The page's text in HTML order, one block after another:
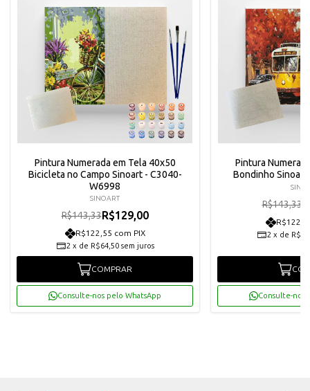
Pintura Numerada em Tela 40x50
Bicicleta no Campo Sinoart - C3040-
W6998
SINOART
R$143,33R$129,00
R$122,55 com PIX
2 x de R$64,50 sem juros
COMPRAR
Consulte-nos pelo WhatsApp
Pintura
Bondinho
R$143,33
2 x de
Consulte-nos